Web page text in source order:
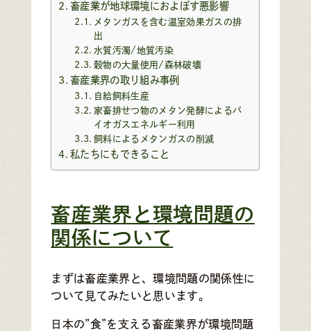
畜産業が地球環境におよぼす悪影響
メタンガスを含む温室効果ガスの排
出
水質汚濁/地質汚染
穀物の大量使用/森林破壊
畜産業界の取り組み事例
自給飼料生産
家畜排せつ物のメタン発酵によるバ
イオガスエネルギー利用
飼料によるメタンガスの削減
私たちにもできること
畜産業界と環境問題の
関係について
まずは畜産業界と、環境問題の関係性に
ついて見てみたいと思います。
日本の”食”を支える畜産業界が環境問題